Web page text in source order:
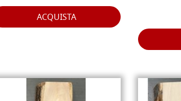
ACQUISTA